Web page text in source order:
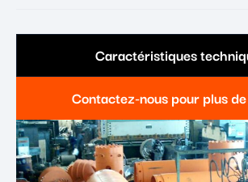
Caractéristiques
Contactez-nous pour plus